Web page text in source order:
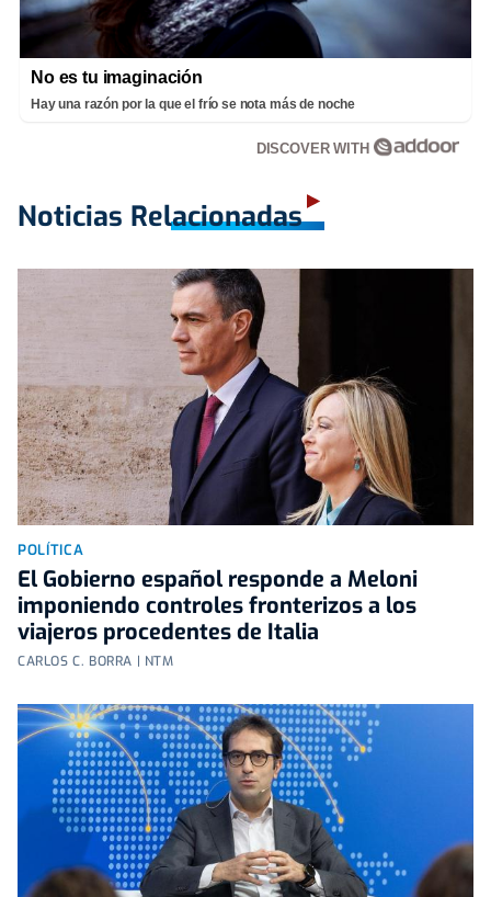
No es tu imaginación
Hay una razón por la que el frío se nota más de noche
DISCOVER WITH
Noticias Relacionadas
POLÍTICA
El Gobierno español responde a Meloni
imponiendo controles fronterizos a los
viajeros procedentes de Italia
CARLOS C. BORRA | NTM